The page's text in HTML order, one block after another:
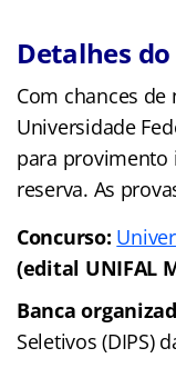
Detalhes
Com chances
Universidade
para provimento
reserva. As
Concurso:
(edital UNIFAL
Banca
Seletivos (DIPS)